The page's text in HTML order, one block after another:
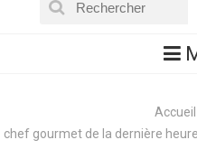
Accueil
chef gourmet de la dernière